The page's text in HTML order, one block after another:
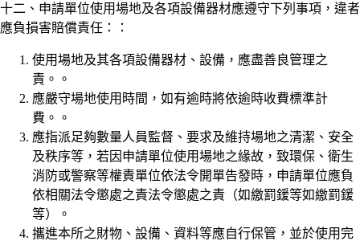
十二、申請單位使用場地及各項設備器材應遵守下列事項，違者
應負損害賠償責任：：
使用場地及其各項設備器材、設備，應盡善良管理之
責。。
應嚴守場地使用時間，如有逾時將依逾時收費標準計
費。。
應指派足夠數量人員監督、要求及維持場地之清潔、安全
及秩序等，若因申請單位使用場地之緣故，致環保、衛生
消防或警察等權責單位依法令開單告發時，申請單位應負
依相關法令懲處之責法令懲處之責（如繳罰鍰等如繳罰鍰
等）。
攜進本所之財物、設備、資料等應自行保管，並於使用完